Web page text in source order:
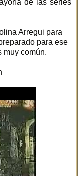
de las series
Arregui para
para ese
muy común.